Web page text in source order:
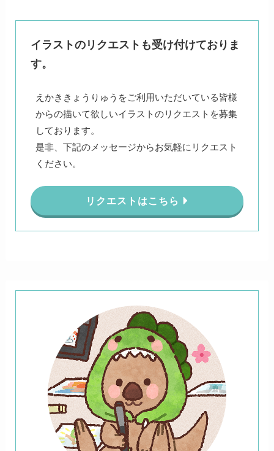
イラストのリクエストも受け付けておりま
す。
えかききょうりゅうをご利用いただいている皆様
からの描いて欲しいイラストのリクエストを募集
しております。
是非、下記のメッセージからお気軽にリクエスト
ください。
リクエストはこちら